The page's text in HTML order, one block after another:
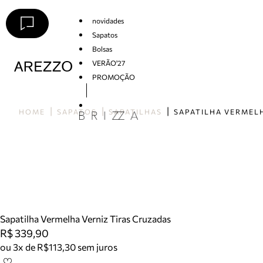
novidades
Sapatos
Bolsas
VERÃO'27
PROMOÇÃO
HOME SAPATOS SAPATILHAS
Sapatilha Vermelha Verniz Tiras Cruzadas
R$ 339,90
ou 3x de R$113,30 sem juros